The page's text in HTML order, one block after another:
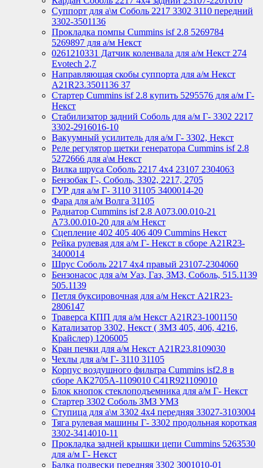
Суппорт для а\м Соболь 2217 3302 3110 передний
3302-3501136
Прокладка помпы Cummins isf 2.8 5269784
5269897 для а/м Некст
0261210331 Датчик коленвала для а/м Некст 274
Evotech 2,7
Направляющая скобы суппорта для а/м Некст
A21R23.3501136 37
Стартер Cummins isf 2.8 купить 5295576 для а/м Г-
Некст
Стабилизатор задний Соболь для а/м Г- 3302 2217
3302-2916016-10
Вакуумный усилитель для а/м Г- 3302, Некст
Реле регулятор щетки генератора Cummins isf 2.8
5272666 для а\м Некст
Вилка шруса Соболь 2217 4х4 23107 2304063
Бензобак Г-, Соболь, 3302, 2217, 2705
ГУР для а/м Г- 3110 31105 3400014-20
Фара для а/м Волга 31105
Радиатор Cummins isf 2.8 А073.00.010-21
А73.00.010-20 для а/м Некст
Сцепление 402 405 406 409 Cummins Некст
Рейка рулевая для а/м Г- Некст в сборе А21R23-
3400014
Шрус Соболь 2217 4х4 правый 23107-2304060
Бензонасос для а/м Уаз, Газ, ЗМЗ, Соболь, 515.1139
505.1139
Петля буксировочная для а/м Некст A21R23-
2806147
Траверса КПП для а/м Некст A21R23-1001150
Катализатор 3302, Некст ( ЗМЗ 405, 406, 4216,
Крайслер) 1206005
Кран печки для а/м Некст A21R23.8109030
Чехлы для а/м Г- 3110 31105
Корпус воздушного фильтра Cummins isf2.8 в
сборе АК2705А-1109010 С41R921109010
Блок кнопок стеклоподъемника для а/м Г- Некст
Стартер 3302 Соболь ЗМЗ УМЗ
Ступица для а\м 3302 4х4 передняя 33027-3103004
Тяга рулевая машины Г- 3302 продольная короткая
3302-3414010-11
Прокладка задней крышки цепи Cummins 5263530
для а/м Г- Некст
Балка подвески передняя 3302 3001010-01